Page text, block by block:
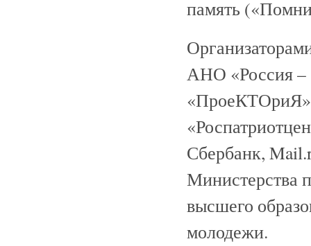
память
АНО «Россия –
Сбербанк,
Министерства
высшего
молодежи.